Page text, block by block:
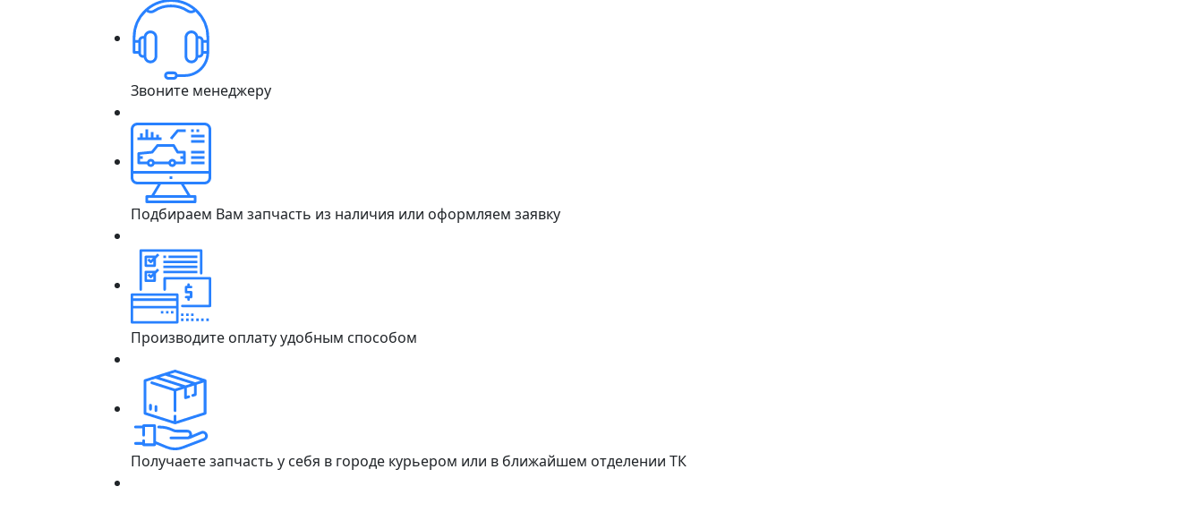
Звоните менеджеру
Подбираем Вам запчасть из наличия или оформляем заявку
Производите оплату удобным способом
Получаете запчасть у себя в городе курьером или в ближайшем отделении ТК